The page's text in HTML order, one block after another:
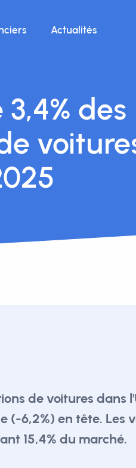
Actualités
3,4% des
de voitures dans
(-6,2%) en tête. Les
15,4% du marché.